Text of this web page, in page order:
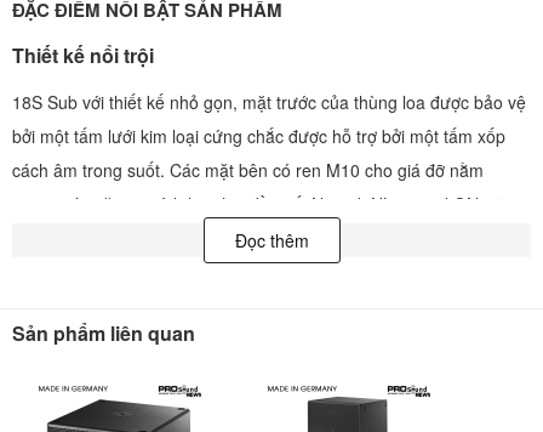
ĐẶC ĐIỂM NỔI BẬT SẢN PHẨM
Thiết kế nổi trội
18S Sub với thiết kế nhỏ gọn, mặt trước của thùng loa được bảo vệ
bởi một tấm lưới kim loại cứng chắc được hỗ trợ bởi một tấm xốp
cách âm trong suốt. Các mặt bên có ren M10 cho giá đỡ nằm
ngang và mặt sau tích hợp hai đầu nối Neutrik NL4 speakON, cũng
như khối đầu cuối vít hai cực. Các miếng chèn có ren được bao
su để ngăn chuyển động của tủ và bảo vệ mặt dưới chống trầy
sơn đen chống va đập.
Đọc thêm
Sản phẩm liên quan